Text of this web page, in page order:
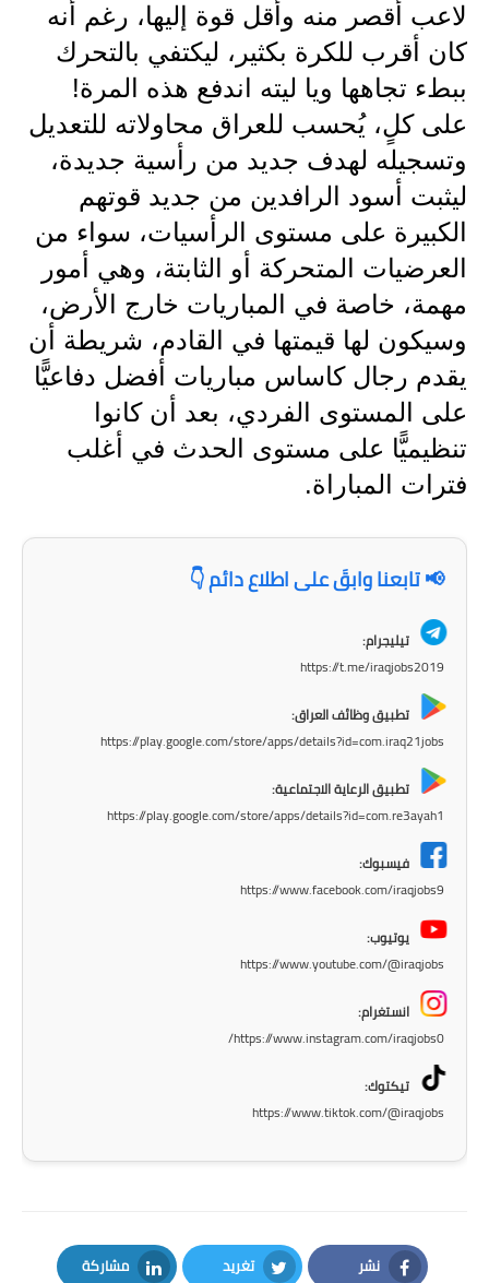
لاعب أقصر منه وأقل قوة إليها، رغم أنه
كان أقرب للكرة بكثير، ليكتفي بالتحرك
ببطء تجاهها ويا ليته اندفع هذه المرة!
على كلٍ، يُحسب للعراق محاولاته للتعديل
وتسجيله لهدف جديد من رأسية جديدة،
ليثبت أسود الرافدين من جديد قوتهم
الكبيرة على مستوى الرأسيات، سواء من
العرضيات المتحركة أو الثابتة، وهي أمور
مهمة، خاصة في المباريات خارج الأرض،
وسيكون لها قيمتها في القادم، شريطة أن
يقدم رجال كاساس مباريات أفضل دفاعيًّا
على المستوى الفردي، بعد أن كانوا
تنظيميًّا على مستوى الحدث في أغلب
فترات المباراة.
📢 تابعنا وابقَ على اطلاع دائم 👇
تيليجرام:
https://t.me/iraqjobs2019
تطبيق وظائف العراق:
https://play.google.com/store/apps/details?id=com.iraq21jobs
تطبيق الرعاية الاجتماعية:
https://play.google.com/store/apps/details?id=com.re3ayah1
فيسبوك:
https://www.facebook.com/iraqjobs9
يوتيوب:
https://www.youtube.com/@iraqjobs
انستغرام:
https://www.instagram.com/iraqjobs0/
تيكتوك:
https://www.tiktok.com/@iraqjobs
نشر تغريد مشاركة